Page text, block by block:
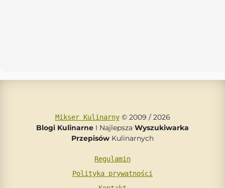
Mikser Kulinarny© 2009 / 2026
Blogi Kulinarne I Najlepsza Wyszukiwarka
Przepisów Kulinarnych
Regulamin
Polityka prywatności